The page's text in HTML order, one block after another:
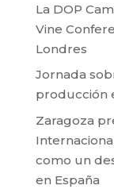
La DOP
Vine
Londres
Jornada
producción
Zaragoza
como un
en España